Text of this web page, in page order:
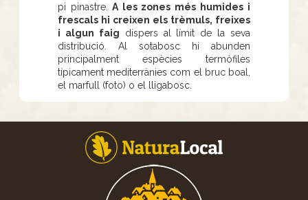
pi pinastre. A les zones més humides i
frescals hi creixen els trèmuls, freixes
i algun faig dispers al límit de la seva
distribució. Al sotabosc hi abunden
principalment espècies termòfiles
típicament mediterrànies com el bruc boal,
el marfull (foto) o el lligabosc.